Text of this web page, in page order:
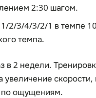
2:30 шагом.
2/3/4/3/2/1 в темпе
темпа.
в 2 недели.
увеличение скорости,
по ощущениям.